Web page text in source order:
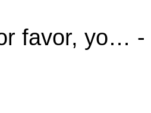
favor, yo…